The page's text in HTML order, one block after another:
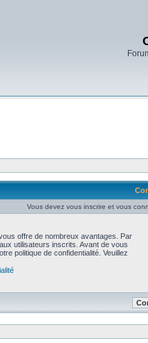
Vous devez vous inscrire et vous
offre de nombreux avantages. Par
utilisateurs inscrits. Avant de vous
politique de confidentialité. Veuillez